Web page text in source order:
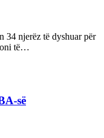
34 njerëz të dyshuar për
të…
së